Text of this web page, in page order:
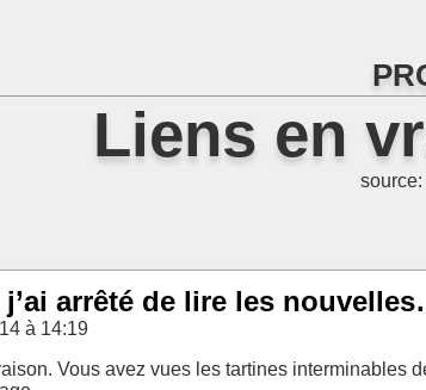
Liens en
source:
arrêté de lire les
à 14:19
Vous avez vues les tartines